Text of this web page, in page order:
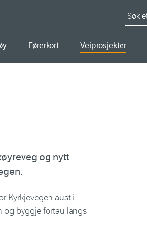
Førerkort Veiprosjekter
og nytt
Kyrkjevegen aust i
og byggje fortau langs